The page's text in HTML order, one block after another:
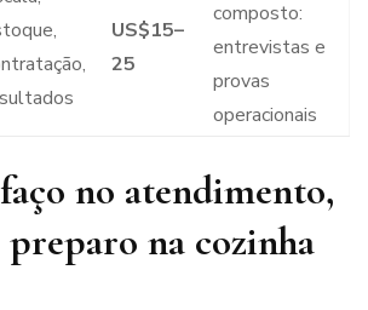
US$15–
25
composto:
entrevistas e
provas
operacionais
no atendimento,
preparo na cozinha